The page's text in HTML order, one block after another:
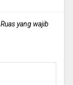
Ruas yang wajib